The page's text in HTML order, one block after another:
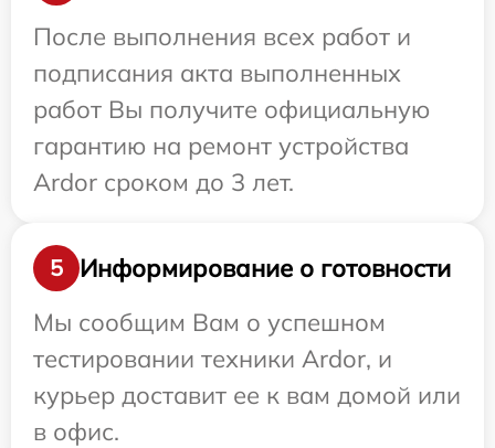
После выполнения всех работ и
подписания акта выполненных
работ Вы получите официальную
гарантию на ремонт устройства
Ardor сроком до 3 лет.
5
Информирование о готовности
Мы сообщим Вам о успешном
тестировании техники Ardor, и
курьер доставит ее к вам домой или
в офис.